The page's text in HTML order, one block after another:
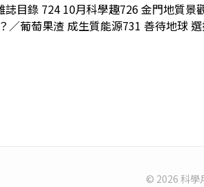
目錄 724 10月科學趣726 金門地質
／葡萄果渣 成生質能源731 善待地球
© 2026 科學